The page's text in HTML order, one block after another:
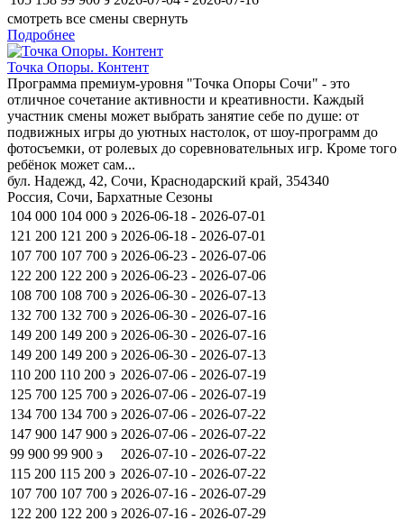
смотреть все смены свернуть
Подробнее
Точка Опоры. Контент
Программа премиум-уровня "Точка Опоры Сочи" - это
отличное сочетание активности и креативности. Каждый
участник смены может выбрать занятие себе по душе: от
подвижных игры до уютных настолок, от шоу-программ до
фотосъемки, от ролевых до соревновательных игр. Кроме того
ребёнок может сам...
бул. Надежд, 42, Сочи, Краснодарский край, 354340
Россия, Сочи, Бархатные Сезоны
104 000 104 000 э 2026-06-18 - 2026-07-01
121 200 121 200 э 2026-06-18 - 2026-07-01
107 700 107 700 э 2026-06-23 - 2026-07-06
122 200 122 200 э 2026-06-23 - 2026-07-06
108 700 108 700 э 2026-06-30 - 2026-07-13
132 700 132 700 э 2026-06-30 - 2026-07-16
149 200 149 200 э 2026-06-30 - 2026-07-16
149 200 149 200 э 2026-06-30 - 2026-07-13
110 200 110 200 э 2026-07-06 - 2026-07-19
125 700 125 700 э 2026-07-06 - 2026-07-19
134 700 134 700 э 2026-07-06 - 2026-07-22
147 900 147 900 э 2026-07-06 - 2026-07-22
99 900 99 900 э
2026-07-10 - 2026-07-22
115 200 115 200 э 2026-07-10 - 2026-07-22
107 700 107 700 э 2026-07-16 - 2026-07-29
122 200 122 200 э 2026-07-16 - 2026-07-29